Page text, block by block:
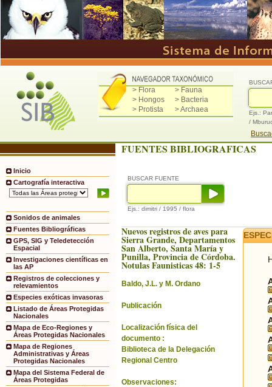
> Flora
> Fauna
> Hongos
> Bacteria
> Protista
> Archaea
Ejs.:
/
Inicio
Cartografía interactiva
Sonidos de animales
Fuentes Bibliográficas
GPS, SIG y Teledetección
Espacial
Investigaciones científicas en
las AP
Registros de colecciones y
relevamientos
Especies exóticas invasoras
Listado de Áreas Protegidas
Nacionales
Mapa de Eco-Regiones y
Áreas Protegidas Nacionales
Mapa de Regiones
Administrativas y Áreas
Protegidas Nacionales
Mapa del Sistema Federal de
Áreas Protegidas
FUENTES BIBLIOGRAFICAS
BUSCAR FUENTE
Ejs.: dimitri / 1995 / flora
Nuevos registros de aves para
Sierra Grande, Departamentos
San Alberto, Santa María y
Punilla, Provincia de Córdoba.
Notulas Faunisticas 48: 1-5
Baldo, J.L. y M. Ordano
Publicación
Localización física del
documento :
Biblioteca de la Delegación
Regional Centro
Observaciones: